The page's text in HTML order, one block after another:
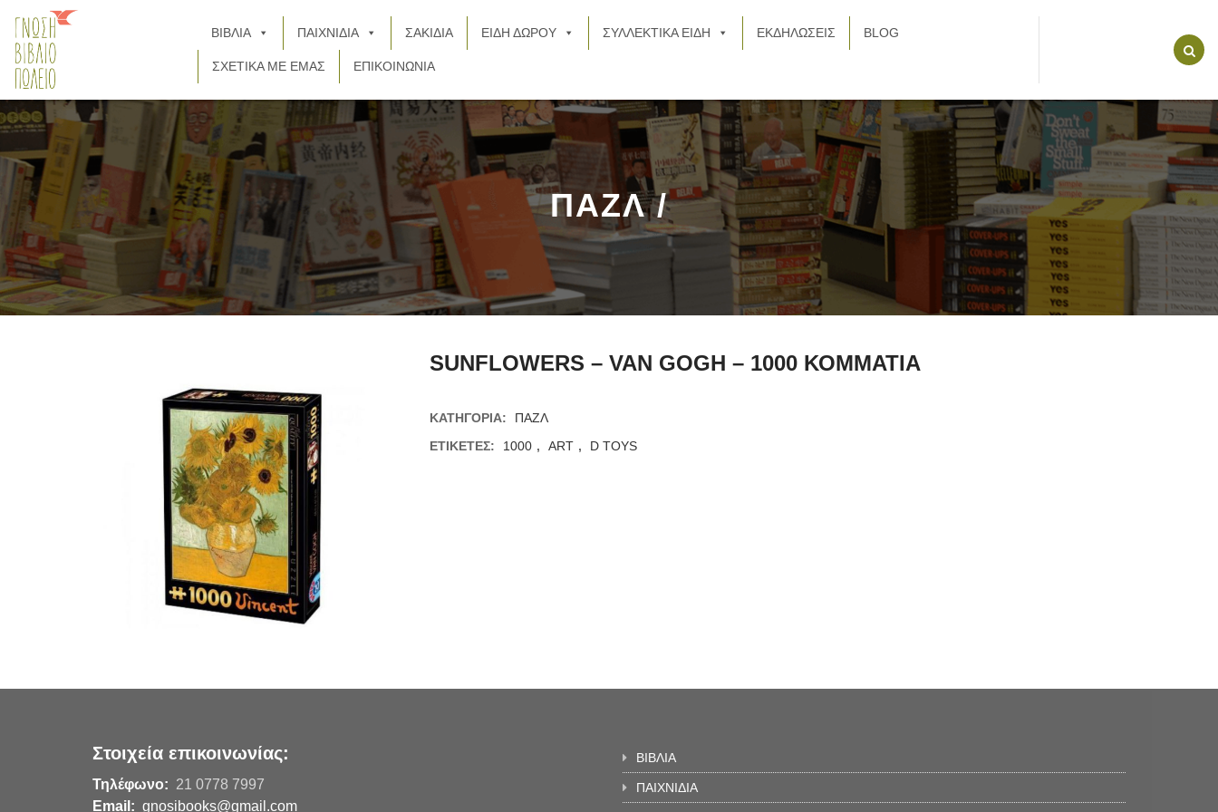
ΒΙΒΛΙΑ ΠΑΙΧΝΙΔΙΑ ΣΑΚΙΔΙΑ ΕΙΔΗ ΔΩΡΟΥ ΣΥΛΛΕΚΤΙΚΑ ΕΙΔΗ ΕΚΔΗΛΩΣΕΙΣ BLOG
ΣΧΕΤΙΚΑ ΜΕ ΕΜΑΣ ΕΠΙΚΟΙΝΩΝΙΑ
ΠΑΖΛ /
SUNFLOWERS – VAN GOGH – 1000 ΚΟΜΜΑΤΙΑ
ΚΑΤΗΓΟΡΊΑ:
ΠΑΖΛ
ΕΤΙΚΈΤΕΣ:
1000 , ART , D TOYS
Στοιχεία επικοινωνίας:
Τηλέφωνο: 21 0778 7997
Email: gnosibooks@gmail.com
ΒΙΒΛΙΑ
ΠΑΙΧΝΙΔΙΑ